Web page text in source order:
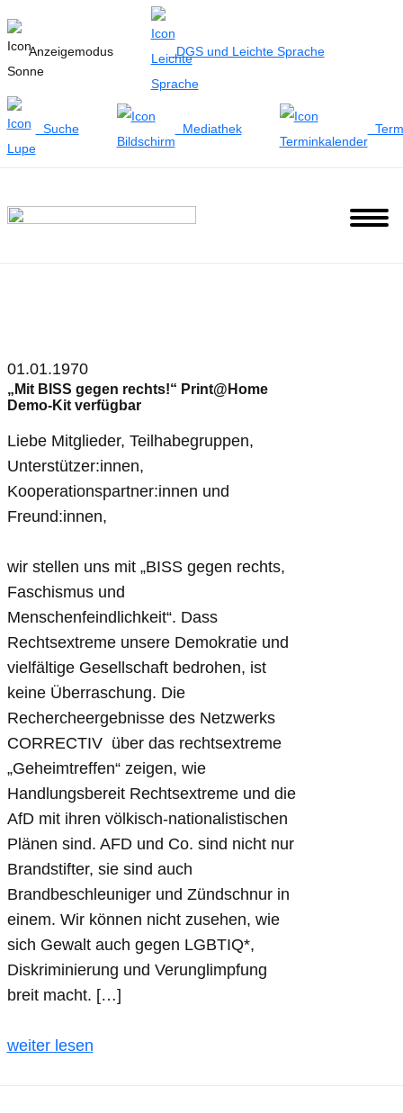
Anzeigemodus DGS und Leichte Sprache
Suche Mediathek
01.01.1970
„Mit BISS gegen rechts!“ Print@Home
Demo-Kit verfügbar
Liebe Mitglieder, Teilhabegruppen,
Unterstützer:innen,
Kooperationspartner:innen und
Freund:innen,
wir stellen uns mit „BISS gegen rechts,
Faschismus und
Menschenfeindlichkeit“. Dass
Rechtsextreme unsere Demokratie und
vielfältige Gesellschaft bedrohen, ist
keine Überraschung. Die
Rechercheergebnisse des Netzwerks
CORRECTIV über das rechtsextreme
„Geheimtreffen“ zeigen, wie
Handlungsbereit Rechtsextreme und die
AfD mit ihren völkisch-nationalistischen
Plänen sind. AFD und Co. sind nicht nur
Brandstifter, sie sind auch
Brandbeschleuniger und Zündschnur in
einem. Wir können nicht zusehen, wie
sich Gewalt auch gegen LGBTIQ*,
Diskriminierung und Verunglimpfung
breit macht. […]
weiter lesen